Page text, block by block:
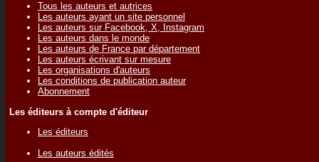
Tous les auteurs et autrices
Les auteurs ayant un site personnel
Les auteurs sur Facebook, X, Instagram
Les auteurs dans le monde
Les auteurs de France par département
Les auteurs écrivant sur mesure
Les organisations d'auteurs
Les conditions de publication auteur
Abonnement
Les éditeurs à compte d'éditeur
Les éditeurs
Les auteurs édités